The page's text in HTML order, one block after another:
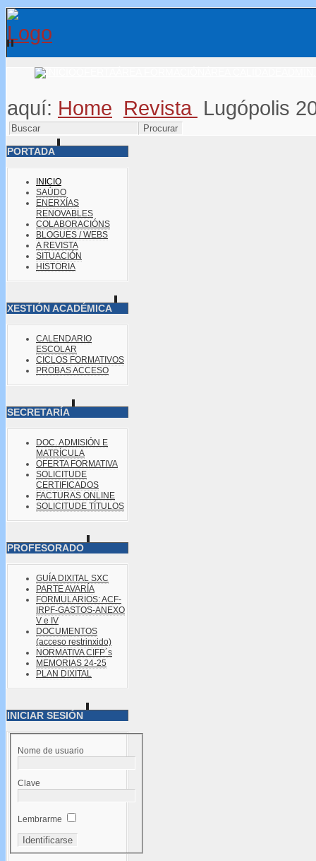
aquí: Home Revista Lugópolis
PORTADA
INICIO
SAÚDO
ENERXÍAS
RENOVABLES
COLABORACIÓNS
BLOGUES / WEBS
A REVISTA
SITUACIÓN
HISTORIA
XESTIÓN ACADÉMICA
CALENDARIO
ESCOLAR
CICLOS FORMATIVOS
PROBAS ACCESO
SECRETARÍA
DOC. ADMISIÓN E
MATRÍCULA
OFERTA FORMATIVA
SOLICITUDE
CERTIFICADOS
FACTURAS ONLINE
SOLICITUDE TÍTULOS
PROFESORADO
GUÍA DIXITAL SXC
PARTE AVARÍA
FORMULARIOS: ACF-
IRPF-GASTOS-ANEXO
V e IV
DOCUMENTOS
(acceso restrinxido)
NORMATIVA CIFP´s
MEMORIAS 24-25
PLAN DIXITAL
INICIAR SESIÓN
Nome de usuario
Clave
Lembrarme